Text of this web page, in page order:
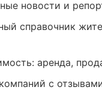
новости и
справочник
аренда,
с